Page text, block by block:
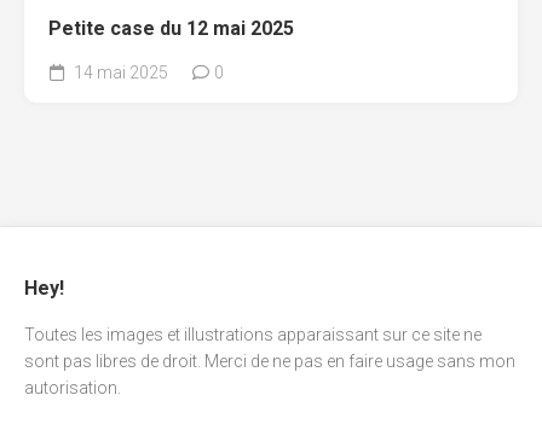
Petite case du 12 mai 2025
14 mai 2025 0
Hey!
Toutes les images et illustrations apparaissant sur ce site ne
sont pas libres de droit. Merci de ne pas en faire usage sans mon
autorisation.